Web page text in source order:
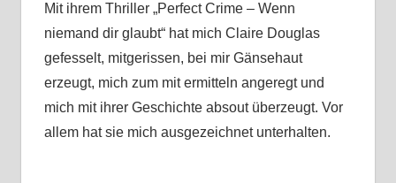
Mit ihrem Thriller „Perfect Crime – Wenn
niemand dir glaubt“ hat mich Claire Douglas
gefesselt, mitgerissen, bei mir Gänsehaut
erzeugt, mich zum mit ermitteln angeregt und
mich mit ihrer Geschichte absout überzeugt. Vor
allem hat sie mich ausgezeichnet unterhalten.